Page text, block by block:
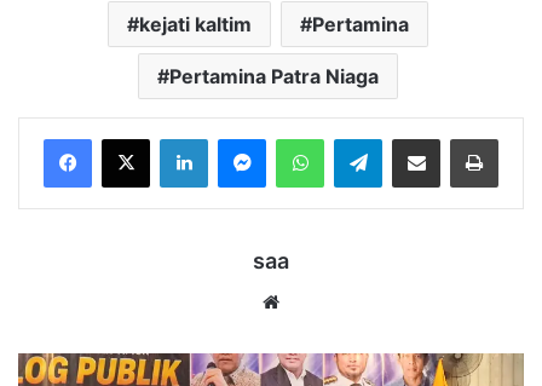
kejati kaltim Pertamina
Pertamina Patra Niaga
LinkedInMessengerWhatsAppTelegramBagikan melalui Email Cetak
saa